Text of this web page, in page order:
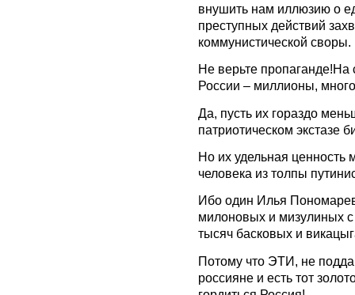
внушить нам иллюзию о
преступных действий
коммунистической своры.
Не верьте
России – миллионы,
Да, пусть их гораздо
патриотическом экстазе
Но их удельная ценность
человека из толпы
Ибо один Илья
милоновых и мизулиных
тысяч басковых и
Потому что ЭТИ, не
россияне и есть тот